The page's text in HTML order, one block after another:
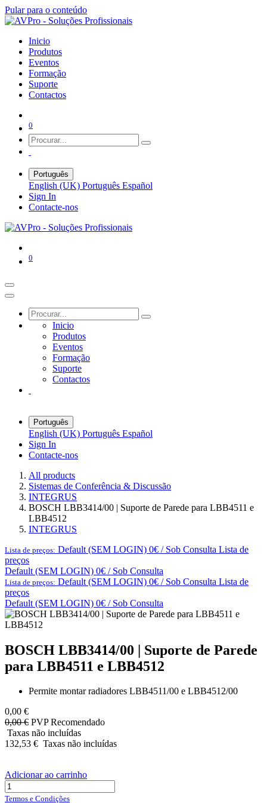
Pular para o conteúdo
Inicio
Produtos
Eventos
Formação
Suporte
Contactos
0
Português
English (UK) Português Español
Sign In
Contacte-nos
0
Inicio
Produtos
Eventos
Formação
Suporte
Contactos
Português
English (UK) Português Español
Sign In
Contacte-nos
All products
Sistemas de Conferência & Discussão
INTEGRUS
BOSCH LBB3414/00 | Suporte de Parede para LBB4511 e
LBB4512
INTEGRUS
Lista de preços: Default (SEM LOGIN) 0€ / Sob Consulta Lista de
preços
Default (SEM LOGIN) 0€ / Sob Consulta
Lista de preços: Default (SEM LOGIN) 0€ / Sob Consulta Lista de
preços
Default (SEM LOGIN) 0€ / Sob Consulta
BOSCH LBB3414/00 | Suporte de Parede
para LBB4511 e LBB4512
Permite montar radiadores LBB4511/00 e LBB4512/00
0,00 €
0,00€ PVP Recomendado
Taxas não incluídas
132,53 € Taxas não incluídas
Adicionar ao carrinho
Termos e Condições